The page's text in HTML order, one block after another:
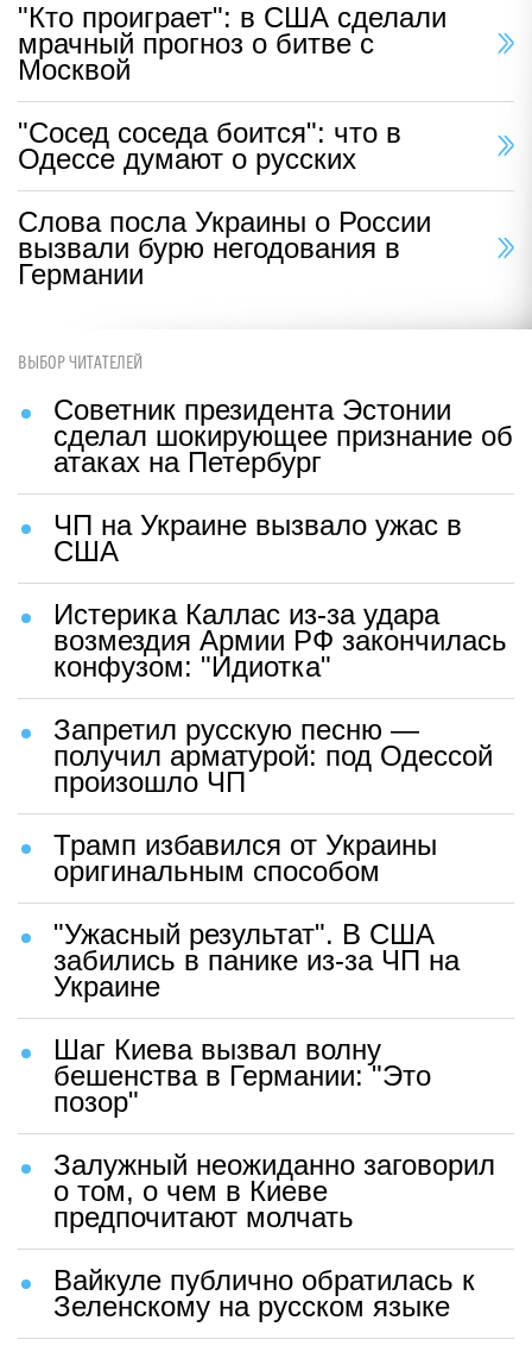
"Кто проиграет": в США сделали
мрачный прогноз о битве с
Москвой
"Сосед соседа боится": что в
Одессе думают о русских
Слова посла Украины о России
вызвали бурю негодования в
Германии
ВЫБОР ЧИТАТЕЛЕЙ
Советник президента Эстонии
сделал шокирующее признание об
атаках на Петербург
ЧП на Украине вызвало ужас в
США
Истерика Каллас из-за удара
возмездия Армии РФ закончилась
конфузом: "Идиотка"
Запретил русскую песню —
получил арматурой: под Одессой
произошло ЧП
Трамп избавился от Украины
оригинальным способом
"Ужасный результат". В США
забились в панике из-за ЧП на
Украине
Шаг Киева вызвал волну
бешенства в Германии: "Это
позор"
Залужный неожиданно заговорил
о том, о чем в Киеве
предпочитают молчать
Вайкуле публично обратилась к
Зеленскому на русском языке